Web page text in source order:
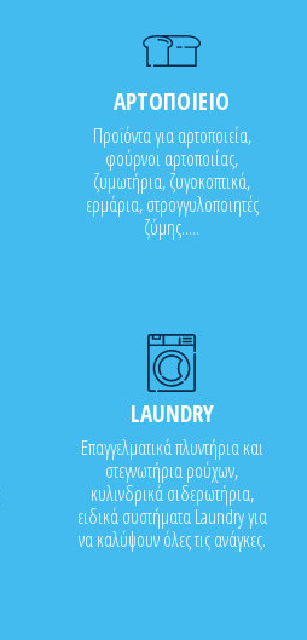
ΑΡΤΟΠΟΙΕΙΟ
Προϊόντα για αρτοποιεία,
φούρνοι αρτοποιίας,
ζυμωτήρια, ζυγοκοπτικά,
ερμάρια, στρογγυλοποιητές
ζύμης.....
LAUNDRY
Επαγγελματικά πλυντήρια και
στεγνωτήρια ρούχων,
κυλινδρικά σιδερωτήρια,
ειδικά συστήματα Laundry για
να καλύψουν όλες τις ανάγκες.